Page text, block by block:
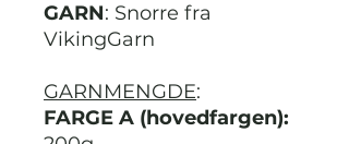
GARN: Snorre fra
VikingGarn
GARNMENGDE:
FARGE A (hovedfargen):